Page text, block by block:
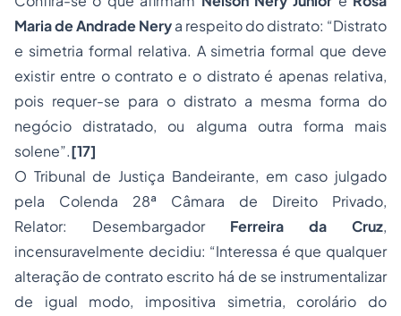
Maria de Andrade Nerya respeito do distrato: “Distrato
e simetria formal relativa. A simetria formal que deve
existir entre o contrato e o distrato é apenas relativa,
pois requer-se para o distrato a mesma forma do
negócio distratado, ou alguma outra forma mais
solene”.[17]
O Tribunal de Justiça Bandeirante, em caso julgado
pela Colenda 28ª Câmara de Direito Privado,
Relator: Desembargador Ferreira da Cruz,
incensuravelmente decidiu: “Interessa é que qualquer
alteração de contrato escrito há de se instrumentalizar
de igual modo, impositiva simetria, corolário do